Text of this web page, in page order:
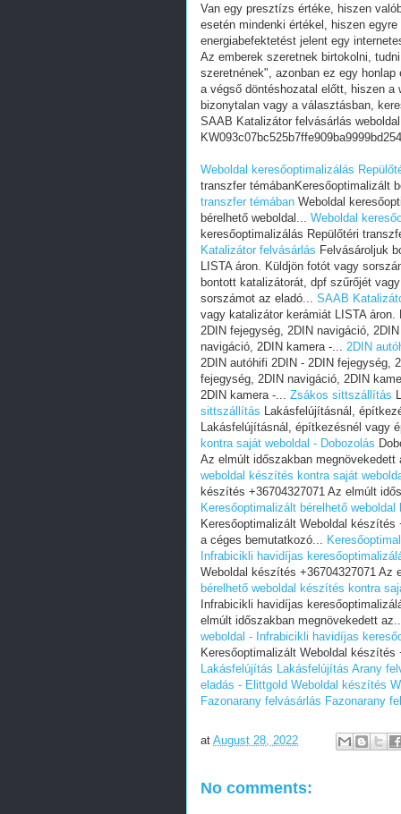
Van egy presztízs értéke, hiszen
esetén mindenki értékel, hiszen
energiabefektetést jelent egy
Az emberek szeretnek birtokolni,
szeretnének", azonban ez egy
a végső döntéshozatal előtt, hiszen a
bizonytalan vagy a választásban,
SAAB Katalizátor felvásárlás
Weboldal keresőoptimalizálás
transzfer témábanKeresőoptimalizált
transzfer témában Weboldal
bérelhető weboldal... Weboldal
keresőoptimalizálás Repülőtéri
Katalizátor felvásárlás Felvásároljuk
LISTA áron. Küldjön fotót vagy
bontott katalizátorát, dpf szűrőjét
sorszámot az eladó... SAAB
vagy katalizátor kerámiát LISTA
2DIN fejegység, 2DIN navigáció,
navigáció, 2DIN kamera -... 2DIN
2DIN autóhifi 2DIN - 2DIN fejegység,
fejegység, 2DIN navigáció, 2DIN
2DIN kamera -... Zsákos sittszállítás
sittszállítás Lakásfelújításnál,
Lakásfelújításnál, építkezésnél vagy
kontra saját weboldal - Dobozolás
Az elmúlt időszakban
weboldal készítés kontra saját
készítés +36704327071 Az elmúlt
Keresőoptimalizált bérelhető
Keresőoptimalizált Weboldal
a céges bemutatkozó...
Infrabicikli havidíjas
Weboldal készítés +36704327071 Az
bérelhető weboldal készítés kontra
Infrabicikli havidíjas
elmúlt időszakban megnövekedett
weboldal - Infrabicikli havidíjas
Keresőoptimalizált Weboldal
Lakásfelújítás Lakásfelújítás Arany
eladás - Elittgold Weboldal készítés
Fazonarany felvásárlás Fazonarany
at August 28, 2022
No comments: